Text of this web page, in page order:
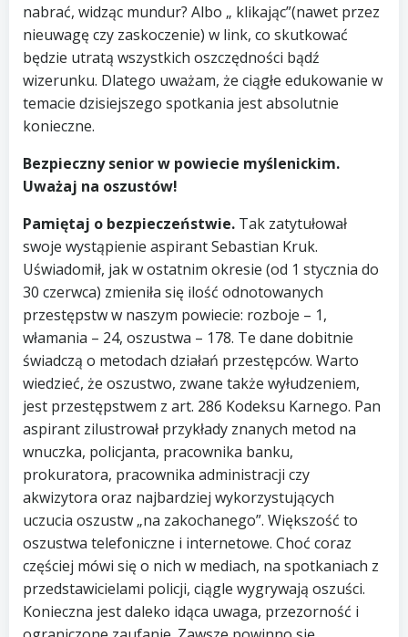
nabrać, widząc mundur? Albo „ klikając”(nawet przez
nieuwagę czy zaskoczenie) w link, co skutkować
będzie utratą wszystkich oszczędności bądź
wizerunku. Dlatego uważam, że ciągłe edukowanie w
temacie dzisiejszego spotkania jest absolutnie
konieczne.
Bezpieczny senior w powiecie myślenickim.
Uważaj na oszustów!
Pamiętaj o bezpieczeństwie. Tak zatytułował
swoje wystąpienie aspirant Sebastian Kruk.
Uświadomił, jak w ostatnim okresie (od 1 stycznia do
30 czerwca) zmieniła się ilość odnotowanych
przestępstw w naszym powiecie: rozboje – 1,
włamania – 24, oszustwa – 178. Te dane dobitnie
świadczą o metodach działań przestępców. Warto
wiedzieć, że oszustwo, zwane także wyłudzeniem,
jest przestępstwem z art. 286 Kodeksu Karnego. Pan
aspirant zilustrował przykłady znanych metod na
wnuczka, policjanta, pracownika banku,
prokuratora, pracownika administracji czy
akwizytora oraz najbardziej wykorzystujących
uczucia oszustw „na zakochanego”. Większość to
oszustwa telefoniczne i internetowe. Choć coraz
częściej mówi się o nich w mediach, na spotkaniach z
przedstawicielami policji, ciągle wygrywają oszuści.
Konieczna jest daleko idąca uwaga, przezorność i